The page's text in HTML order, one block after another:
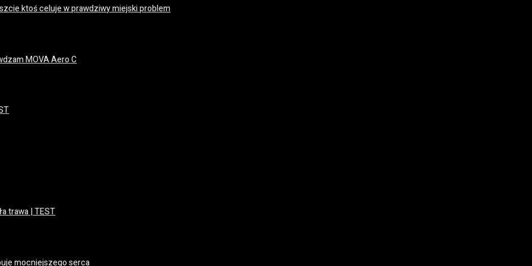
ktoś celuje w prawdziwy miejski problem
MOVA Aero C
trawa | TEST
mocniejszego serca